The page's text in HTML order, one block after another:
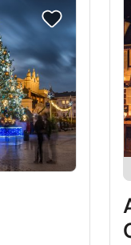
Reise auf